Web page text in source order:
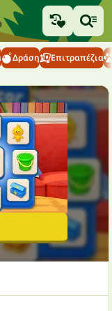
Δράση Επιτραπέζια